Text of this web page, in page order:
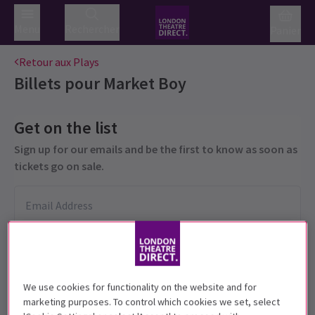
Retour aux Plays
Billets pour Market Boy
Get on the list
Sign up for our emails and be the first to know as soon as
tickets go on sale.
We use cookies for functionality on the website and for
marketing purposes. To control which cookies we set, select